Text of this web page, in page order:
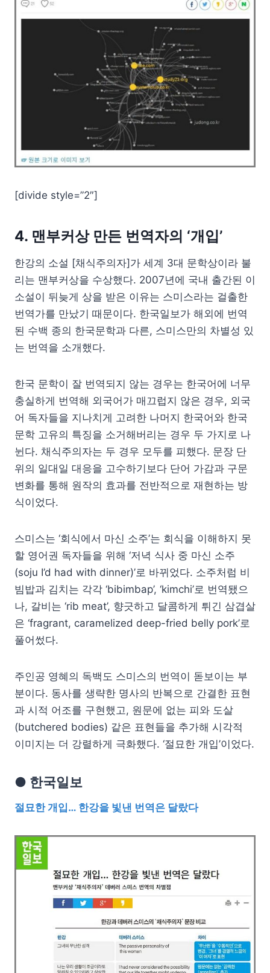
[divide style=”2″]
4. 맨부커상 만든 번역자의 ‘개입’
한강의 소설 [채식주의자]가 세계 3대 문학상이라 불
리는 맨부커상을 수상했다. 2007년에 국내 출간된 이
소설이 뒤늦게 상을 받은 이유는 스미스라는 걸출한
번역가를 만났기 때문이다. 한국일보가 해외에 번역
된 수백 종의 한국문학과 다른, 스미스만의 차별성 있
는 번역을 소개했다.
한국 문학이 잘 번역되지 않는 경우는 한국어에 너무
충실하게 번역해 외국어가 매끄럽지 않은 경우, 외국
어 독자들을 지나치게 고려한 나머지 한국어와 한국
문학 고유의 특징을 소거해버리는 경우 두 가지로 나
뉜다. 채식주의자는 두 경우 모두를 피했다. 문장 단
위의 일대일 대응을 고수하기보다 단어 가감과 구문
변화를 통해 원작의 효과를 전반적으로 재현하는 방
식이었다.
스미스는 ‘회식에서 마신 소주’는 회식을 이해하지 못
할 영어권 독자들을 위해 ‘저녁 식사 중 마신 소주
(soju I’d had with dinner)’로 바뀌었다. 소주처럼 비
빔밥과 김치는 각각 ‘bibimbap’, ‘kimchi’로 번역됐으
나, 갈비는 ‘rib meat’, 향긋하고 달콤하게 튀긴 삼겹살
은 ‘fragrant, caramelized deep-fried belly pork’로
풀어썼다.
주인공 영혜의 독백도 스미스의 번역이 돋보이는 부
분이다. 동사를 생략한 명사의 반복으로 간결한 표현
과 시적 어조를 구현했고, 원문에 없는 피와 도살
(butchered bodies) 같은 표현들을 추가해 시각적
이미지는 더 강렬하게 극화했다. ‘절묘한 개입’이었다.
● 한국일보
절묘한 개입… 한강을 빛낸 번역은 달랐다